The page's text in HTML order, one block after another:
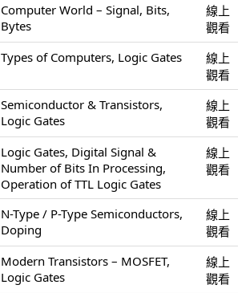
Computer World – Signal, Bits,
Bytes
線上
觀看
Types of Computers, Logic Gates
線上
觀看
Semiconductor & Transistors,
Logic Gates
線上
觀看
Logic Gates, Digital Signal &
Number of Bits In Processing,
Operation of TTL Logic Gates
線上
觀看
N-Type / P-Type Semiconductors,
Doping
線上
觀看
Modern Transistors – MOSFET,
Logic Gates
線上
觀看